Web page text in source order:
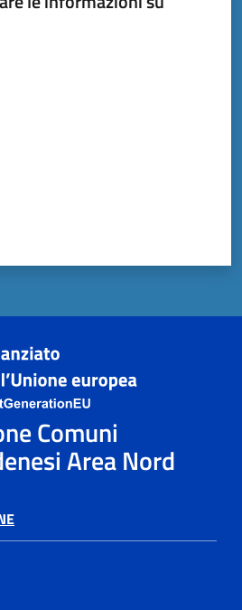
Comuni
Area Nord